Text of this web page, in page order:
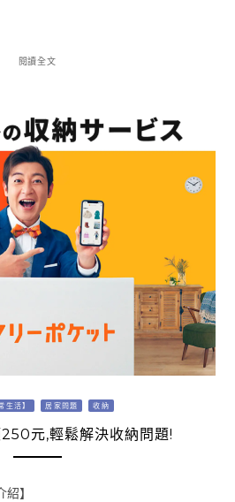
閱讀全文
生活】 居家問題 收納
元,輕鬆解決收納問題!
】